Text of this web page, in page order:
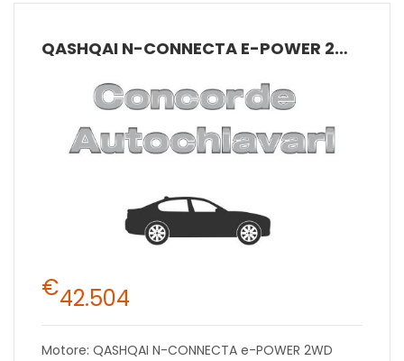
QASHQAI N-CONNECTA E-POWER 2WD
€42.504
Motore: QASHQAI N-CONNECTA e-POWER 2WD